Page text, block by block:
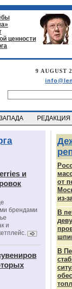
ценности
9 AUGUST
РЕДАКЦИЯ
и
брендами
и
от
из-
В
В